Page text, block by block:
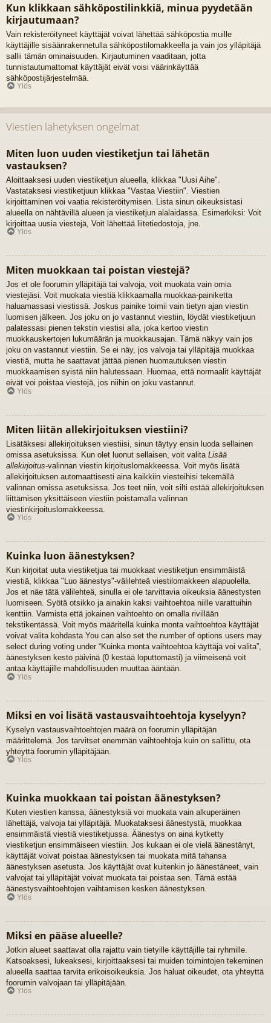
Kun klikkaan sähköpostilinkkiä, minua pyydetään
kirjautumaan?
Vain rekisteröityneet käyttäjät voivat lähettää sähköpostia muille
käyttäjille sisäänrakennetulla sähköpostilomakkeella ja vain jos ylläpitäjä
sallii tämän ominaisuuden. Kirjautuminen vaaditaan, jotta
tunnistautumattomat käyttäjät eivät voisi väärinkäyttää
sähköpostijärjestelmää.
Ylös
Viestien lähetyksen ongelmat
Miten luon uuden viestiketjun tai lähetän
vastauksen?
Aloittaaksesi uuden viestiketjun alueella, klikkaa "Uusi Aihe".
Vastataksesi viestiketjuun klikkaa "Vastaa Viestiin". Viestien
kirjoittaminen voi vaatia rekisteröitymisen. Lista sinun oikeuksistasi
alueella on nähtävillä alueen ja viestiketjun alalaidassa. Esimerkiksi: Voit
kirjoittaa uusia viestejä, Voit lähettää liitetiedostoja, jne.
Ylös
Miten muokkaan tai poistan viestejä?
Jos et ole foorumin ylläpitäjä tai valvoja, voit muokata vain omia
viestejäsi. Voit muokata viestiä klikkaamalla muokkaa-painiketta
haluamassasi viestissä. Joskus painike toimii vain tietyn ajan viestin
luomisen jälkeen. Jos joku on jo vastannut viestiin, löydät viestiketjuun
palatessasi pienen tekstin viestisi alla, joka kertoo viestin
muokkauskertojen lukumäärän ja muokkausajan. Tämä näkyy vain jos
joku on vastannut viestiin. Se ei näy, jos valvoja tai ylläpitäjä muokkaa
viestiä, mutta he saattavat jättää pienen huomautuksen viestin
muokkaamisen syistä niin halutessaan. Huomaa, että normaalit käyttäjät
eivät voi poistaa viestejä, jos niihin on joku vastannut.
Ylös
Miten liitän allekirjoituksen viestiini?
Lisätäksesi allekirjoituksen viestiisi, sinun täytyy ensin luoda sellainen
omissa asetuksissa. Kun olet luonut sellaisen, voit valita Lisää
allekirjoitus-valinnan viestin kirjoituslomakkeessa. Voit myös lisätä
allekirjoituksen automaattisesti aina kaikkiin viesteihisi tekemällä
valinnan omissa asetuksissa. Jos teet niin, voit silti estää allekirjoituksen
liittämisen yksittäiseen viestiin poistamalla valinnan
viestinkirjoituslomakkeessa.
Ylös
Kuinka luon äänestyksen?
Kun kirjoitat uuta viestiketjua tai muokkaat viestiketjun ensimmäistä
viestiä, klikkaa "Luo äänestys"-välilehteä viestilomakkeen alapuolella.
Jos et näe tätä välilehteä, sinulla ei ole tarvittavia oikeuksia äänestysten
luomiseen. Syötä otsikko ja ainakin kaksi vaihtoehtoa niille varattuihin
kenttiin. Varmista että jokainen vaihtoehto on omalla rivillään
tekstikentässä. Voit myös määritellä kuinka monta vaihtoehtoa käyttäjät
voivat valita kohdasta You can also set the number of options users may
select during voting under “Kuinka monta vaihtoehtoa käyttäjä voi valita”,
äänestyksen kesto päivinä (0 kestää loputtomasti) ja viimeisenä voit
antaa käyttäjille mahdollisuuden muuttaa ääntään.
Ylös
Miksi en voi lisätä vastausvaihtoehtoja kyselyyn?
Kyselyn vastausvaihtoehtojen määrä on foorumin ylläpitäjän
määrittelemä. Jos tarvitset enemmän vaihtoehtoja kuin on sallittu, ota
yhteyttä foorumin ylläpitäjään.
Ylös
Kuinka muokkaan tai poistan äänestyksen?
Kuten viestien kanssa, äänestyksiä voi muokata vain alkuperäinen
lähettäjä, valvoja tai ylläpitäjä. Muokataksesi äänestystä, muokkaa
ensimmäistä viestiä viestiketjussa. Äänestys on aina kytketty
viestiketjun ensimmäiseen viestiin. Jos kukaan ei ole vielä äänestänyt,
käyttäjät voivat poistaa äänestyksen tai muokata mitä tahansa
äänestyksen asetusta. Jos käyttäjät ovat kuitenkin jo äänestäneet, vain
valvojat tai ylläpitäjät voivat muokata tai poistaa sen. Tämä estää
äänestysvaihtoehtojen vaihtamisen kesken äänestyksen.
Ylös
Miksi en pääse alueelle?
Jotkin alueet saattavat olla rajattu vain tietyille käyttäjille tai ryhmille.
Katsoaksesi, lukeaksesi, kirjoittaaksesi tai muiden toimintojen tekeminen
alueella saattaa tarvita erikoisoikeuksia. Jos haluat oikeudet, ota yhteyttä
foorumin valvojaan tai ylläpitäjään.
Ylös